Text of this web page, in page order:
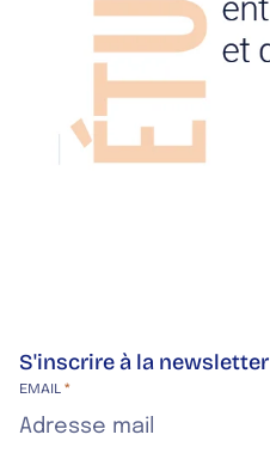
S'inscrire à la newsletter
EMAIL *
Site web de l’entreprise